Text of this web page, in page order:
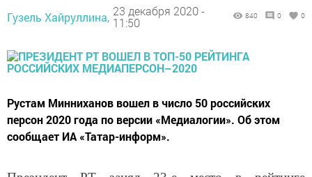
Гузель Хайруллина, 23 декабря 2020 -
11:50
840 0 0
Рустам Минниханов вошел в число 50 российских
персон 2020 года по версии «Медиалогии». Об этом
сообщает ИА «Татар-информ».